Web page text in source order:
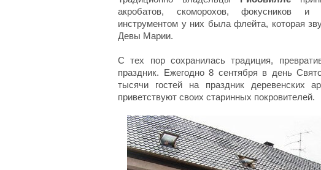
акробатов, скоморохов, фокусников
инструментом у них была флейта, которая
Девы Марии.
С тех пор сохранилась традиция,
праздник. Ежегодно 8 сентября в день
тысячи гостей на праздник деревенских
приветствуют своих старинных покровителей.